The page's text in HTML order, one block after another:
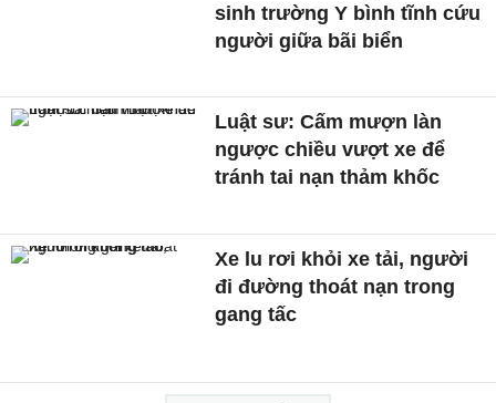
sinh trường Y bình tĩnh cứu
người giữa bãi biển
Luật sư: Cấm mượn làn
ngược chiều vượt xe để
tránh tai nạn thảm khốc
Xe lu rơi khỏi xe tải, người
đi đường thoát nạn trong
gang tấc